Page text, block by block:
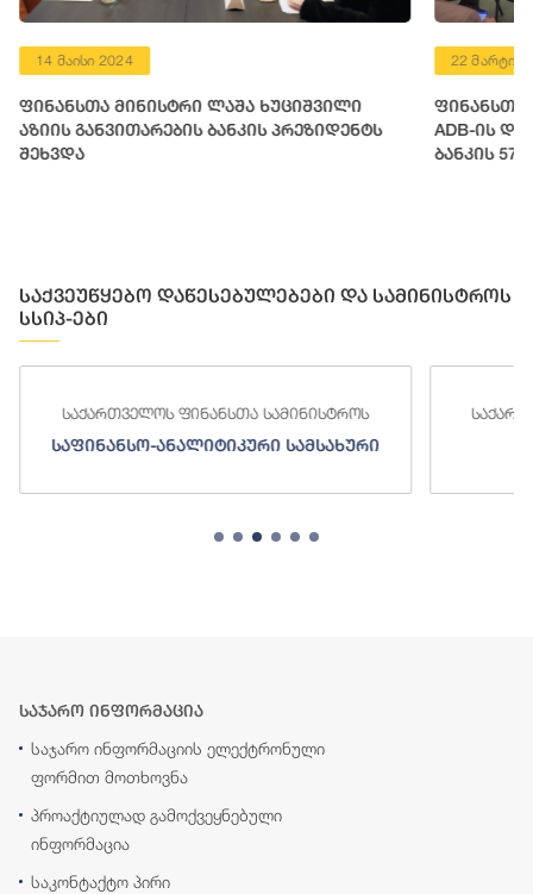
14 მაისი 2024
ფინანსთა მინისტრი ლაშა ხუციშვილი
აზიის განვითარების ბანკის პრეზიდენტს
შეხვდა
22 მარტი
ფინანსთა
ADB-ის
ბანკის
საქვეუწყებო დაწესებულებები და სამინისტროს
სსიპ-ები
საქართველოს ფინანსთა სამინისტროს
საფინანსო-ანალიტიკური სამსახური
საჯარო ინფორმაცია
საჯარო ინფორმაციის ელექტრონული
ფორმით მოთხოვნა
პროაქტიულად გამოქვეყნებული
ინფორმაცია
საკონტაქტო პირი